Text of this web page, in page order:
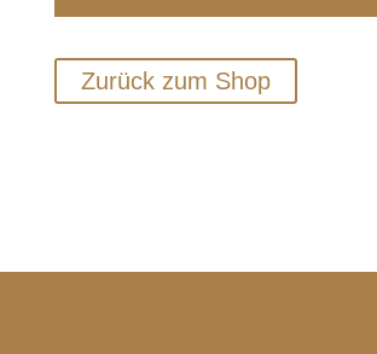
Zurück zum Shop